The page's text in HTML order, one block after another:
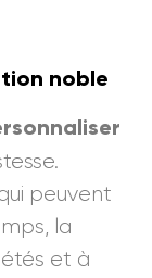
noble
peuvent
la
et à